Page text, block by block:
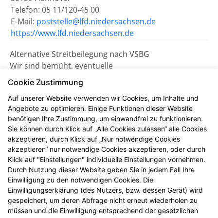
Telefon: 05 11/120-45 00
E-Mail: poststelle@lfd.niedersachsen.de
https://www.lfd.niedersachsen.de
Alternative Streitbeilegung nach VSBG
Wir sind bemüht, eventuelle
Meinungsverschiedenheiten aus unserem Vertrag
einvernehmlich beizulegen. Uns erreichen Sie dazu
auch per E-Mail unterpetri.apo.salzgitter@pharma-
online.de.
Wir nehmen nicht an einem
Streitbeilegungsverfahren vor einer
Verbraucherschlichtungsstelle teil.
Zuständig ist die Universalschlichtungsstelle des
Zentrums für Schlichtung e.V., Straßburger Straße 8,
77694 Kehl am Rhein (https://www.verbraucher-
Cookie Zustimmung
Auf unserer Website verwenden wir Cookies, um Inhalte und
Angebote zu optimieren. Einige Funktionen dieser Website
benötigen Ihre Zustimmung, um einwandfrei zu funktionieren.
Sie können durch Klick auf „Alle Cookies zulassen“ alle Cookies
akzeptieren, durch Klick auf „Nur notwendige Cookies
akzeptieren“ nur notwendige Cookies akzeptieren, oder durch
Klick auf "Einstellungen" individuelle Einstellungen vornehmen.
Durch Nutzung dieser Website geben Sie in jedem Fall Ihre
Einwilligung zu den notwendigen Cookies. Die
Einwilligungserklärung (des Nutzers, bzw. dessen Gerät) wird
gespeichert, um deren Abfrage nicht erneut wiederholen zu
müssen und die Einwilligung entsprechend der gesetzlichen